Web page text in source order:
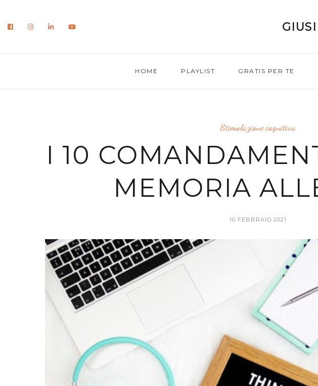
HOME PLAYLIST GRATIS PER TE
Stimolazione cognitiva
I 10
MEMORIA
10 FEBBRAIO 2021